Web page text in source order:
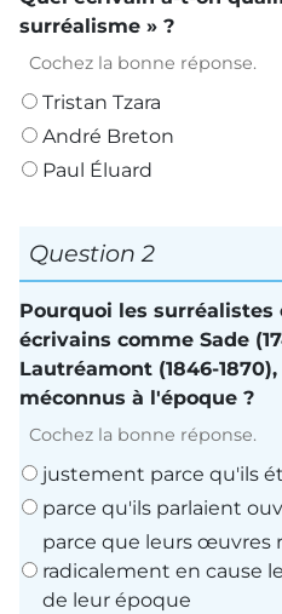
surréalisme » ?
Cochez la bonne réponse.
Tristan Tzara
André Breton
Paul Éluard
Question 2
Pourquoi les surréalistes
écrivains comme Sade
Lautréamont (1846-
méconnus à l'époque ?
Cochez la bonne réponse.
justement parce qu'ils
parce qu'ils parlaient
parce que leurs œuvres
radicalement en cause
de leur époque